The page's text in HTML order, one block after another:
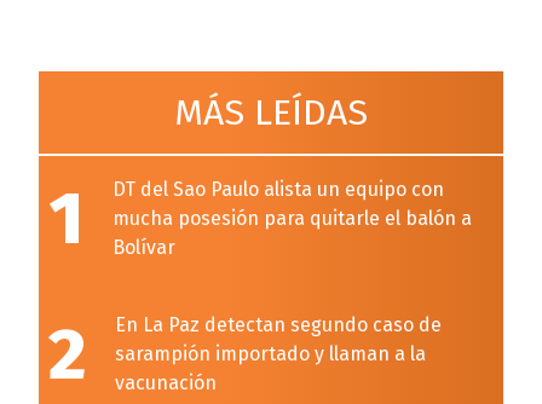
MÁS LEÍDAS
1
DT del Sao Paulo alista un equipo con
mucha posesión para quitarle el balón a
Bolívar
2
En La Paz detectan segundo caso de
sarampión importado y llaman a la
vacunación